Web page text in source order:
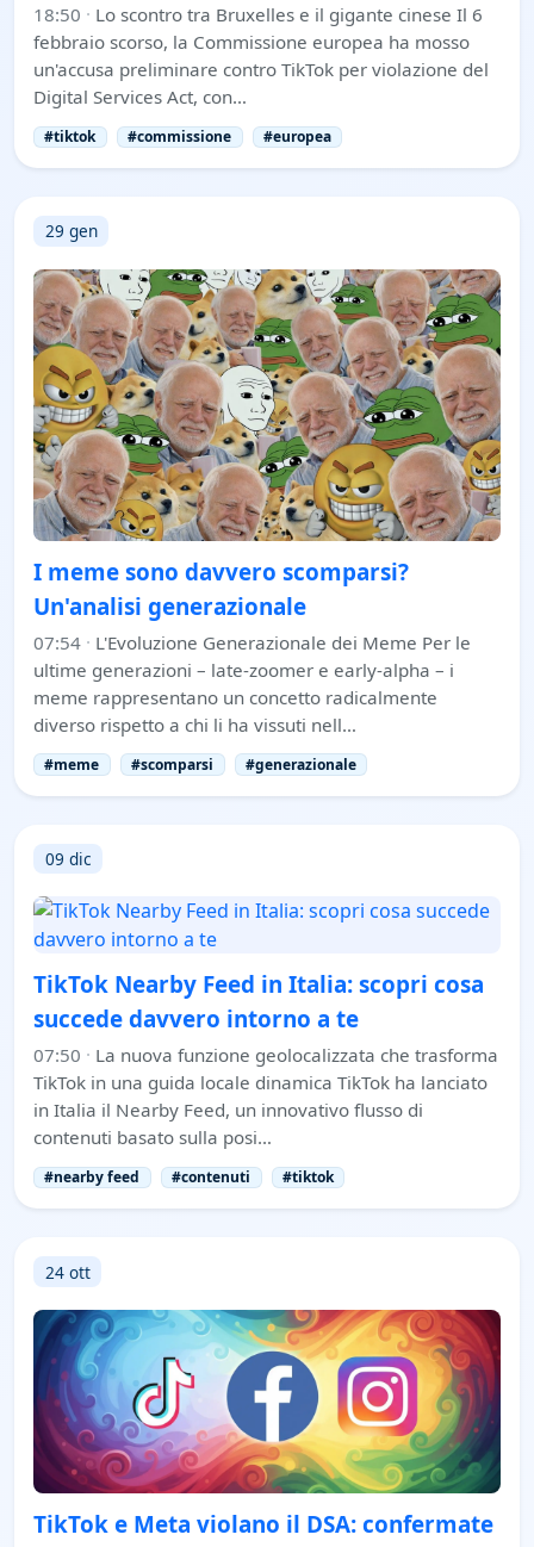
18:50 · Lo scontro tra Bruxelles e il gigante cinese Il 6
febbraio scorso, la Commissione europea ha mosso
un'accusa preliminare contro TikTok per violazione del
Digital Services Act, con…
#tiktok #commissione #europea
29 gen
I meme sono davvero scomparsi?
Un'analisi generazionale
07:54 · L'Evoluzione Generazionale dei Meme Per le
ultime generazioni – late-zoomer e early-alpha – i
meme rappresentano un concetto radicalmente
diverso rispetto a chi li ha vissuti nell…
#meme #scomparsi #generazionale
09 dic
TikTok Nearby Feed in Italia: scopri cosa
succede davvero intorno a te
07:50 · La nuova funzione geolocalizzata che trasforma
TikTok in una guida locale dinamica TikTok ha lanciato
in Italia il Nearby Feed, un innovativo flusso di
contenuti basato sulla posi…
#nearby feed #contenuti #tiktok
24 ott
TikTok e Meta violano il DSA: confermate